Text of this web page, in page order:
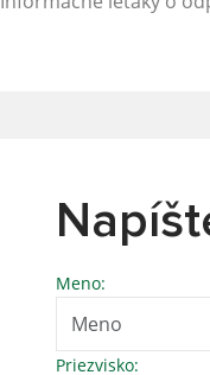
Meno:
Priezvisko: